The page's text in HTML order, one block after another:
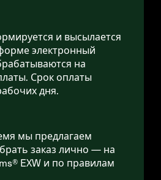
и высылается
электронный
на
Срок оплаты
дня.
мы предлагаем
заказ лично — на
EXW и по правилам